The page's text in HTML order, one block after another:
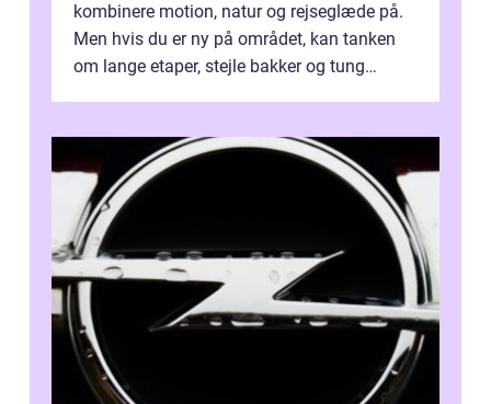
kombinere motion, natur og rejseglæde på.
Men hvis du er ny på området, kan tanken
om lange etaper, stejle bakker og tung